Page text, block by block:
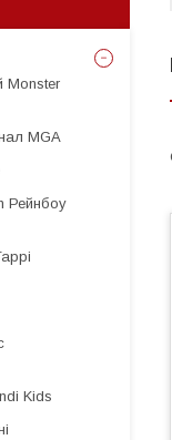
Monster
MGA
Рейнбоу
Kids